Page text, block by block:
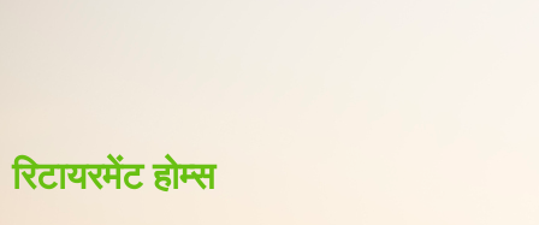
रिटायरमेंट होम्स